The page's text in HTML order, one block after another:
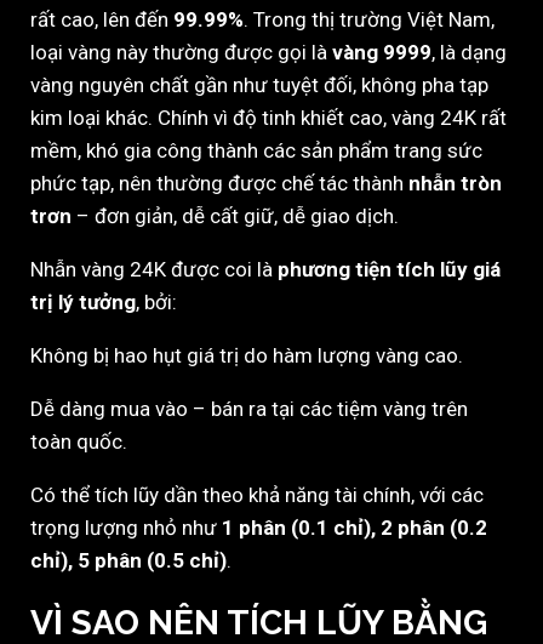
rất cao, lên đến 99.99%. Trong thị trường Việt Nam,
loại vàng này thường được gọi là vàng 9999, là dạng
vàng nguyên chất gần như tuyệt đối, không pha tạp
kim loại khác. Chính vì độ tinh khiết cao, vàng 24K rất
mềm, khó gia công thành các sản phẩm trang sức
phức tạp, nên thường được chế tác thành nhẫn tròn
trơn – đơn giản, dễ cất giữ, dễ giao dịch.
Nhẫn vàng 24K được coi là phương tiện tích lũy giá
trị lý tưởng, bởi:
Không bị hao hụt giá trị do hàm lượng vàng cao.
Dễ dàng mua vào – bán ra tại các tiệm vàng trên
toàn quốc.
Có thể tích lũy dần theo khả năng tài chính, với các
trọng lượng nhỏ như 1 phân (0.1 chỉ), 2 phân (0.2
chỉ), 5 phân (0.5 chỉ).
VÌ SAO NÊN TÍCH LŨY BẰNG